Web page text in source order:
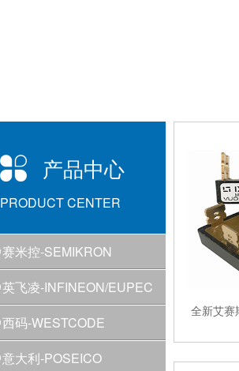
产品中心
PRODUCT CENTER
赛米控-SEMIKRON
英飞凌-INFINEON/EUPEC
西码-WESTCODE
意大利-POSEICO
全新艾赛